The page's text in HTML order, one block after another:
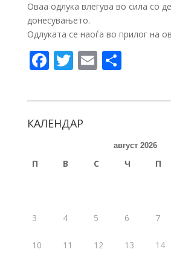
Оваа одлука влегува во сила со
донесувањето.
Одлуката се наоѓа во прилог на
F
e
b
T
itt
er
E
ai
S
ar
КАЛЕНДАР
август 2026
П В С Ч П
3 4 5 6 7
10 11 12 13 14